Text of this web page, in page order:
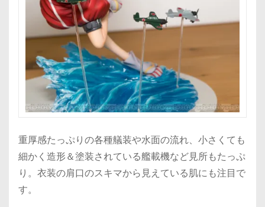
重厚感たっぷりの各種艤装や水面の流れ、小さくても
細かく造形＆塗装されている艦載機など見所もたっぷ
り。衣装の肩口のスキマから見えている肌にも注目で
す。